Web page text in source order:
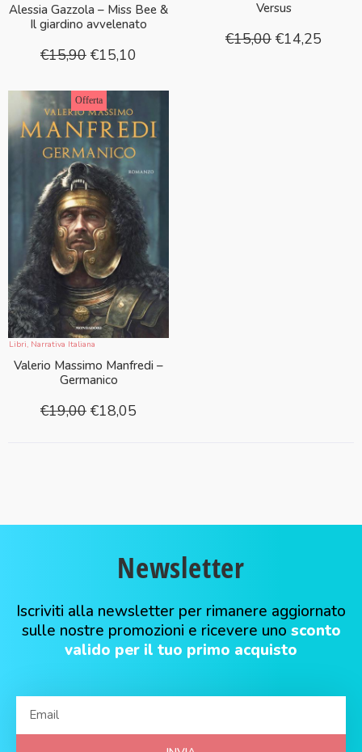
Alessia Gazzola – Miss Bee &
Il giardino avvelenato
€15,90 €15,10
Versus
€15,00 €14,25
Offerta
Libri, Narrativa Italiana
Valerio Massimo Manfredi –
Germanico
€19,00 €18,05
Newsletter
Iscriviti alla newsletter per rimanere aggiornato
sulle nostre promozioni e ricevere uno sconto
valido per il tuo primo acquisto